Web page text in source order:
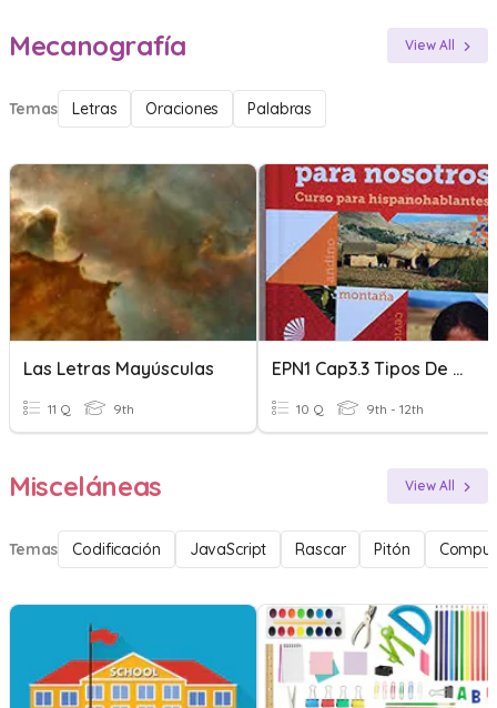
Mecanografía View All
Temas Letras Oraciones Palabras
Las Letras Mayúsculas
11 Q 9th
EPN1 Cap3.3 Tipos De Oraciones Y Letras Mayúsculas
10 Q 9th - 12th
Misceláneas View All
Temas Codificación JavaScript Rascar Pitón